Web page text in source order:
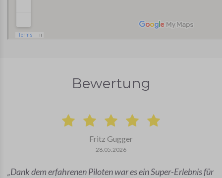
Bewertung
Fritz Gugger
28.05.2026
Dank dem erfahrenen Piloten war es ein Super-Erlebnis für